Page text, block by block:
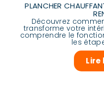
PLANCHER
Découvrez
transforme votre
comprendre le
les